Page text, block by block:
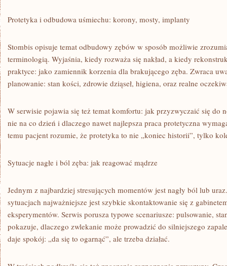
Protetyka i odbudowa uśmiechu: korony, mosty, implanty
Stombis opisuje temat odbudowy zębów w sposób możliwie
terminologią. Wyjaśnia, kiedy rozważa się nakład, a kiedy
praktyce: jako zamiennik korzenia dla brakującego zęba. Zwraca
planowanie: stan kości, zdrowie dziąseł, higiena, oraz realne
W serwisie pojawia się też temat komfortu: jak przyzwyczaić się do
nie na co dzień i dlaczego nawet najlepsza praca protetyczna
temu pacjent rozumie, że protetyka to nie „koniec historii”, tylko
Sytuacje nagłe i ból zęba: jak reagować mądrze
Jednym z najbardziej stresujących momentów jest nagły ból lub
sytuacjach najważniejsze jest szybkie skontaktowanie się z
eksperymentów. Serwis porusza typowe scenariusze: pulsowanie,
pokazuje, dlaczego zwlekanie może prowadzić do silniejszego
daje spokój: „da się to ogarnąć”, ale trzeba działać.